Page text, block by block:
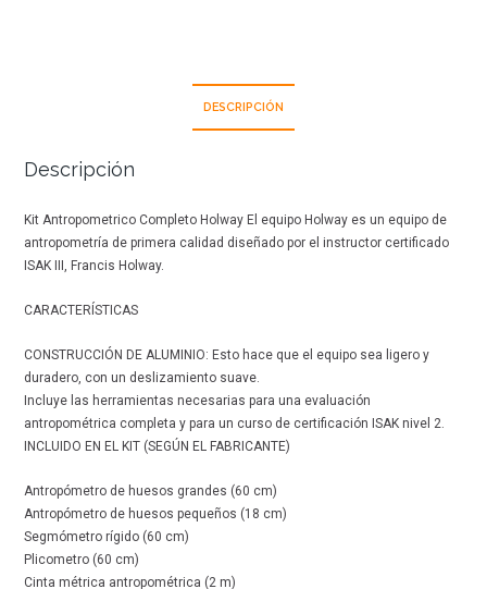
DESCRIPCIÓN
Descripción
Kit Antropometrico Completo Holway El equipo Holway es un equipo de
antropometría de primera calidad diseñado por el instructor certificado
ISAK III, Francis Holway.
CARACTERÍSTICAS
CONSTRUCCIÓN DE ALUMINIO: Esto hace que el equipo sea ligero y
duradero, con un deslizamiento suave.
Incluye las herramientas necesarias para una evaluación
antropométrica completa y para un curso de certificación ISAK nivel 2.
INCLUIDO EN EL KIT (SEGÚN EL FABRICANTE)
Antropómetro de huesos grandes (60 cm)
Antropómetro de huesos pequeños (18 cm)
Segmómetro rígido (60 cm)
Plicometro (60 cm)
Cinta métrica antropométrica (2 m)